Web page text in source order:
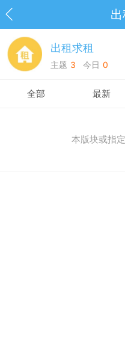
出租求租
主题 3 今日 0
全部 最新
本版块或指